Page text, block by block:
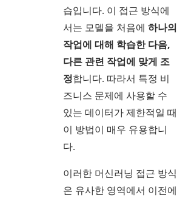
습입니다. 이 접근 방식에
서는 모델을 처음에 하나의
작업에 대해 학습한 다음,
다른 관련 작업에 맞게 조
정합니다. 따라서 특정 비
즈니스 문제에 사용할 수
있는 데이터가 제한적일 때
이 방법이 매우 유용합니
다.
이러한 머신러닝 접근 방식
은 유사한 영역에서 이전에